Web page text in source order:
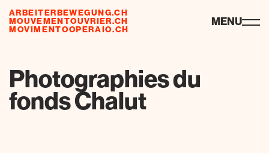
ARBEITERBEWEGUNG.CH
MOUVEMENTOUVRIER.CH
MOVIMENTOOPERAIO.CH
ressources MENU
Photographies du
fonds Chalut